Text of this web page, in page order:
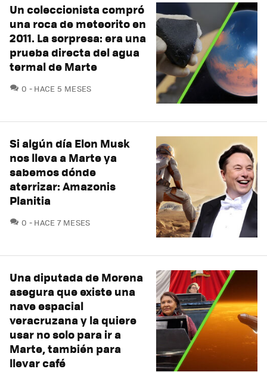
Un coleccionista compró
una roca de meteorito en
2011. La sorpresa: era una
prueba directa del agua
termal de Marte
0 COMENTARIOS
HACE 5 MESES
Si algún día Elon Musk
nos lleva a Marte ya
sabemos dónde
aterrizar: Amazonis
Planitia
0 COMENTARIOS
HACE 7 MESES
Una diputada de Morena
asegura que existe una
nave espacial
veracruzana y la quiere
usar no solo para ir a
Marte, también para
llevar café